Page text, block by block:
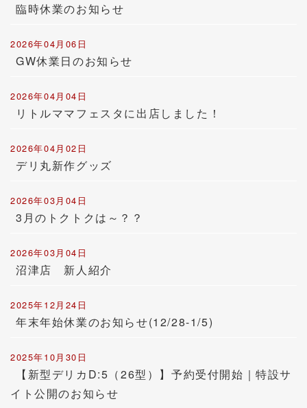
臨時休業のお知らせ
2026年04月06日
GW休業日のお知らせ
2026年04月04日
リトルママフェスタに出店しました！
2026年04月02日
デリ丸新作グッズ
2026年03月04日
3月のトクトクは～？？
2026年03月04日
沼津店 新人紹介
2025年12月24日
年末年始休業のお知らせ(12/28-1/5)
2025年10月30日
【新型デリカD:5（26型）】予約受付開始｜特設サ
イト公開のお知らせ